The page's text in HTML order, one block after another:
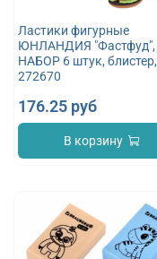
Ластики фигурные
ЮНЛАНДИЯ "Фастфуд",
НАБОР 6 штук, блистер,
272670
176.25 руб
В корзину